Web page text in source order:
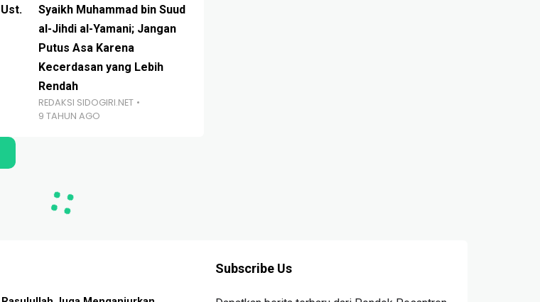
Syaikh Muhammad bin Suud
al-Jihdi al-Yamani; Jangan
Putus Asa Karena
Kecerdasan yang Lebih
Rendah
REDAKSI SIDOGIRI.NET
9 TAHUN AGO
Subscribe Us